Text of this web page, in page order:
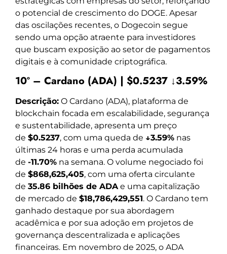
o potencial de crescimento do DOGE. Apesar
das oscilações recentes, o Dogecoin segue
sendo uma opção atraente para investidores
que buscam exposição ao setor de pagamentos
digitais e à comunidade criptográfica.
10º – Cardano (ADA) | $0.5237 ↓3.59%
Descrição: O Cardano (ADA), plataforma de
blockchain focada em escalabilidade, segurança
e sustentabilidade, apresenta um preço
de $0.5237, com uma queda de ↓3.59% nas
últimas 24 horas e uma perda acumulada
de -11.70% na semana. O volume negociado foi
de $868,625,405, com uma oferta circulante
de 35.86 bilhões de ADAe uma capitalização
de mercado de $18,786,429,551. O Cardano tem
ganhado destaque por sua abordagem
acadêmica e por sua adoção em projetos de
governança descentralizada e aplicações
financeiras. Em novembro de 2025, o ADA